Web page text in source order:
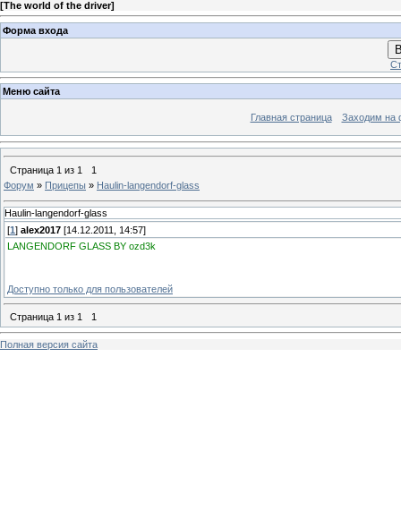
[The world of the driver]
Форма входа
Меню сайта
Главная страница Заходим на
Страница 1 из 1
1
Форум » Прицепы » Haulin-langendorf-glass
Haulin-langendorf-glass
[1 ] alex2017 [14.12.2011, 14:57]
LANGENDORF GLASS BY ozd3k
Доступно только для пользователей
Страница 1 из 1 1
Полная версия сайта